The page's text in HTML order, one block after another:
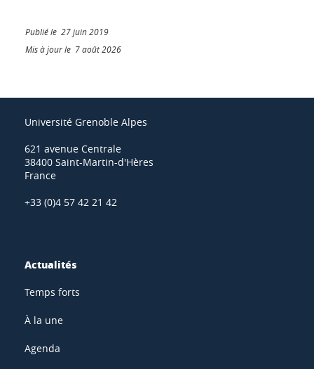
Publié le 27 juin 2019
Mis à jour le 7 août 2026
Université Grenoble Alpes
621 avenue Centrale
38400 Saint-Martin-d'Hères
France
+33 (0)4 57 42 21 42
Actualités
Temps forts
À la une
Agenda